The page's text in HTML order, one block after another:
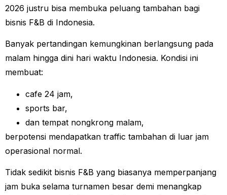
2026 justru bisa membuka peluang tambahan bagi
bisnis F&B di Indonesia.
Banyak pertandingan kemungkinan berlangsung pada
malam hingga dini hari waktu Indonesia. Kondisi ini
membuat:
cafe 24 jam,
sports bar,
dan tempat nongkrong malam,
berpotensi mendapatkan traffic tambahan di luar jam
operasional normal.
Tidak sedikit bisnis F&B yang biasanya memperpanjang
jam buka selama turnamen besar demi menangkap